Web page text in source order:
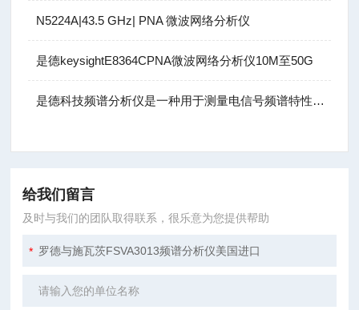
N5224A|43.5 GHz| PNA 微波网络分析仪
是德keysightE8364CPNA微波网络分析仪10M至50G
是德科技频谱分析仪是一种用于测量电信号频谱特性的电子测量仪器
给我们留言
及时与我们的团队取得联系，很乐意为您提供帮助